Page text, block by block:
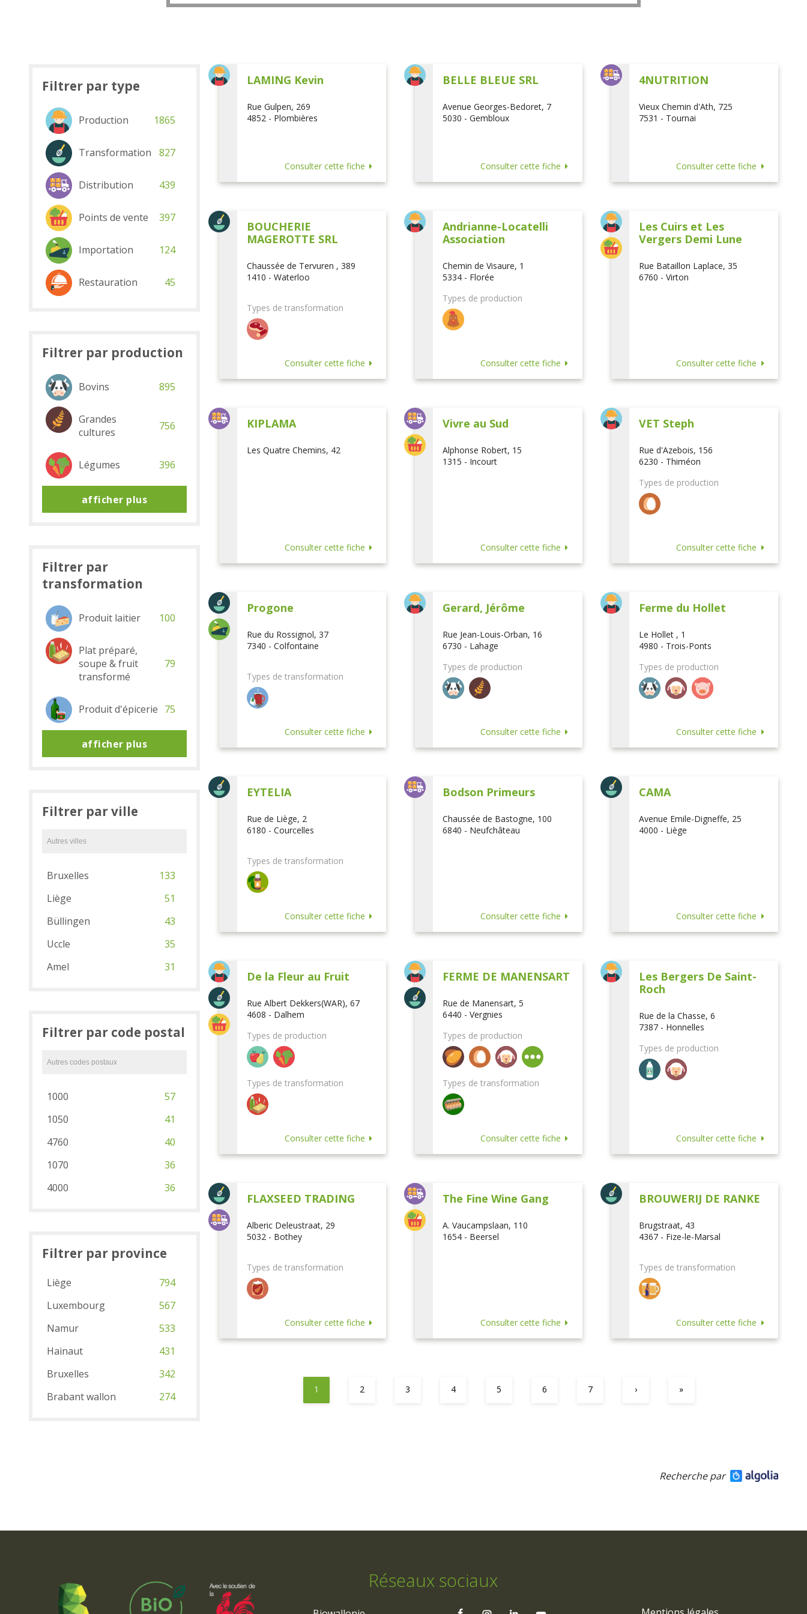
LAMING Kevin
Rue Gulpen, 269
4852 - Plombières
Consulter cette fiche
BELLE BLEUE SRL
Avenue Georges-Bedoret, 7
5030 - Gembloux
Consulter cette fiche
4NUTRITION
Vieux Chemin d'Ath, 725
7531 - Tournai
Consulter cette fiche
BOUCHERIE
MAGEROTTE SRL
Chaussée de Tervuren , 389
1410 - Waterloo
Types de transformation
Consulter cette fiche
Andrianne-Locatelli
Association
Chemin de Visaure, 1
5334 - Florée
Types de production
Consulter cette fiche
Les Cuirs et Les
Vergers Demi Lune
Rue Bataillon Laplace, 35
6760 - Virton
Consulter cette fiche
KIPLAMA
Les Quatre Chemins, 42
Consulter cette fiche
Vivre au Sud
Alphonse Robert, 15
1315 - Incourt
Consulter cette fiche
VET Steph
Rue d'Azebois, 156
6230 - Thiméon
Types de production
Consulter cette fiche
Progone
Rue du Rossignol, 37
7340 - Colfontaine
Types de transformation
Consulter cette fiche
Gerard, Jérôme
Rue Jean-Louis-Orban, 16
6730 - Lahage
Types de production
Consulter cette fiche
Ferme du Hollet
Le Hollet , 1
4980 - Trois-Ponts
Types de production
Consulter cette fiche
EYTELIA
Rue de Liège, 2
6180 - Courcelles
Types de transformation
Consulter cette fiche
Bodson Primeurs
Chaussée de Bastogne, 100
6840 - Neufchâteau
Consulter cette fiche
CAMA
Avenue Emile-Digneffe, 25
4000 - Liège
Consulter cette fiche
De la Fleur au Fruit
Rue Albert Dekkers(WAR), 67
4608 - Dalhem
Types de production
Types de transformation
Consulter cette fiche
FERME DE MANENSART
Rue de Manensart, 5
6440 - Vergnies
Types de production
Types de transformation
Consulter cette fiche
Les Bergers De Saint-
Roch
Rue de la Chasse, 6
7387 - Honnelles
Types de production
Consulter cette fiche
FLAXSEED TRADING
Alberic Deleustraat, 29
5032 - Bothey
Types de transformation
Consulter cette fiche
The Fine Wine Gang
A. Vaucampslaan, 110
1654 - Beersel
Consulter cette fiche
BROUWERIJ DE RANKE
Brugstraat, 43
4367 - Fize-le-Marsal
Types de transformation
Consulter cette fiche
1 2 3 4 5 6 7 › »
Filtrer par type
Production 1865
Transformation 827
Distribution 439
Points de vente 397
Importation 124
Restauration 45
Filtrer par production
Bovins 895
Grandes
cultures
756
Légumes 396
afficher plus
Filtrer par
transformation
Produit laitier 100
Plat préparé,
soupe & fruit
transformé
79
Produit d'épicerie 75
afficher plus
Filtrer par ville
Bruxelles
133
Liège
51
Büllingen
43
Uccle
35
Amel
31
Filtrer par code postal
1000
57
1050
41
4760
40
1070
36
4000
36
Filtrer par province
Liège
794
Luxembourg
567
Namur
533
Hainaut
431
Bruxelles
342
Brabant wallon
274
Recherche par
Réseaux sociaux